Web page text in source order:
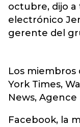
octubre, dijo
electrónico
gerente del
Los
York Times,
News, Agence
Facebook, la